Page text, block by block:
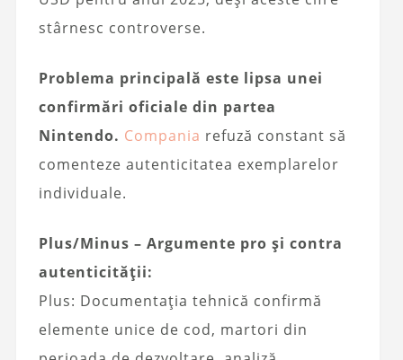
stârnesc controverse.
Problema principală este lipsa unei
confirmări oficiale din partea
Nintendo. Compania refuză constant să
comenteze autenticitatea exemplarelor
individuale.
Plus/Minus – Argumente pro și contra
autenticității:
Plus: Documentația tehnică confirmă
elemente unice de cod, martori din